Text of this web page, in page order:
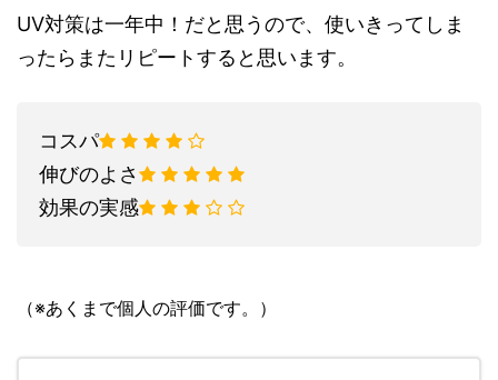
UV対策は一年中！だと思うので、使いきってしま
ったらまたリピートすると思います。
コスパ
伸びのよさ
効果の実感
（※あくまで個人の評価です。）